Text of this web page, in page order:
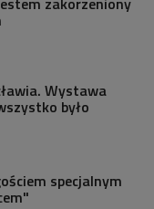
Wystawa
było
specjalnym